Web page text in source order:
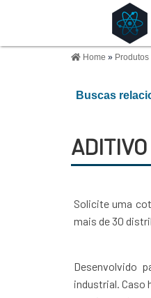
Home » Produtos
Buscas
Solicite uma
mais de 30
Desenvolvido
industrial. Caso